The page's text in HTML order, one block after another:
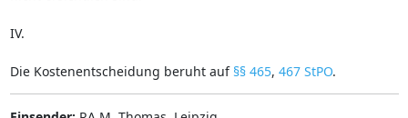
IV.
Die Kostenentscheidung beruht auf §§ 465, 467 StPO.